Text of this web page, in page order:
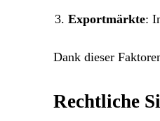
Exportmärkte:
Dank dieser
Rechtliche